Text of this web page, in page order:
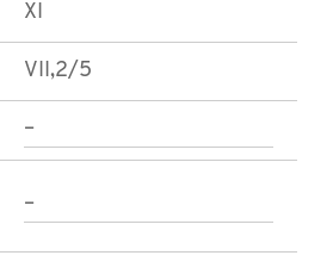
XI
VII,2/5
–
–